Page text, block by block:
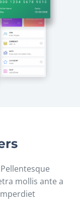
mollis ante a